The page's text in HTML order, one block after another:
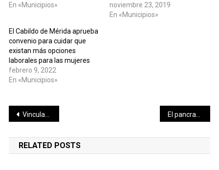
En «Municipios»
noviembre 23, 2019
En «Municipios»
El Cabildo de Mérida aprueba
convenio para cuidar que
existan más opciones
laborales para las mujeres
febrero 9, 2022
En «Municipios»
Navegación
de
entradas
Vinculado a proceso por robo calificado cometido con violencia y en pandilla
RELATED POSTS